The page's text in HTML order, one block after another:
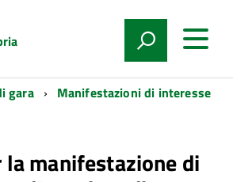
gara Manifestazioni di interesse
manifestazione di